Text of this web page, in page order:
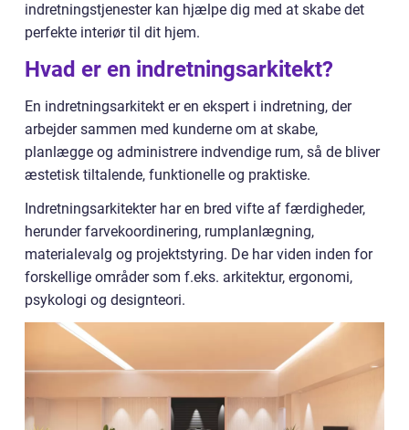
indretningstjenester kan hjælpe dig med at skabe det
perfekte interiør til dit hjem.
Hvad er en indretningsarkitekt?
En indretningsarkitekt er en ekspert i indretning, der
arbejder sammen med kunderne om at skabe,
planlægge og administrere indvendige rum, så de bliver
æstetisk tiltalende, funktionelle og praktiske.
Indretningsarkitekter har en bred vifte af færdigheder,
herunder farvekoordinering, rumplanlægning,
materialevalg og projektstyring. De har viden inden for
forskellige områder som f.eks. arkitektur, ergonomi,
psykologi og designteori.